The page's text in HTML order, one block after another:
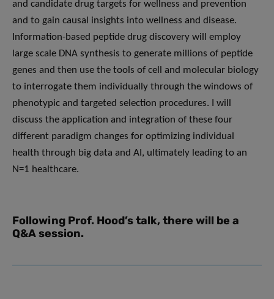
and candidate drug targets for wellness and prevention
and to gain causal insights into wellness and disease.
Information-based peptide drug discovery will employ
large scale DNA synthesis to generate millions of peptide
genes and then use the tools of cell and molecular biology
to interrogate them individually through the windows of
phenotypic and targeted selection procedures. I will
discuss the application and integration of these four
different paradigm changes for optimizing individual
health through big data and AI, ultimately leading to an
N=1 healthcare.
Following Prof. Hood’s talk, there will be a
Q&A session.